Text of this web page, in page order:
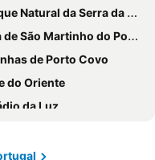
Prado
d'Alma Hotel
Santa Maria
D`Obidos Hotel
Mare
Ancora Mar
Natural da Serra da Estrela
de São Martinho do Porto
de Porto Covo
do Oriente
da Luz
da Arrábida